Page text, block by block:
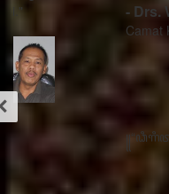
- Drs. Warsidi
Camat Kokap, Kulon